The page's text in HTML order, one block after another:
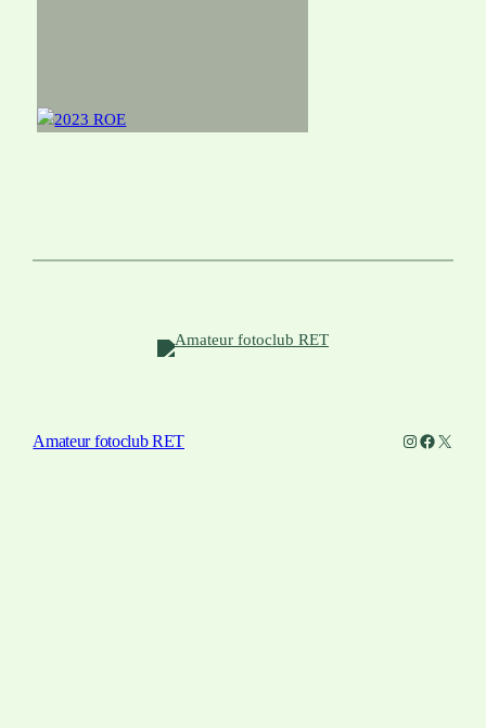
Amateur fotoclub RET Instagram
Facebook
X